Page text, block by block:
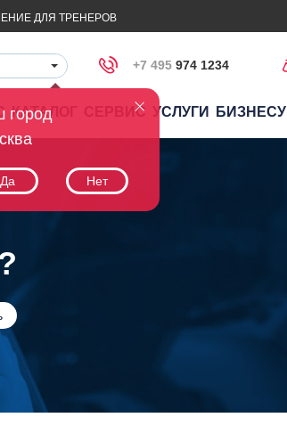
ДЛЯ ТРЕНЕРОВ
город
Да Нет
+7 495 974 1234
КАТАЛОГ СЕРВИС УСЛУГИ БИЗНЕСУ